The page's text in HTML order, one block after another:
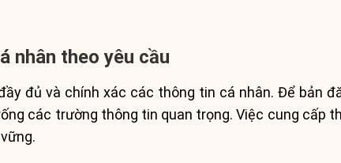
nhân theo yêu cầu
đủ và chính xác các thông tin cá nhân. Để bản
các trường thông tin quan trọng. Việc cung cấp